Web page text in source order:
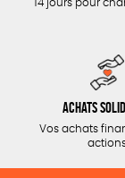
14 jours pour
Achats
Vos achats